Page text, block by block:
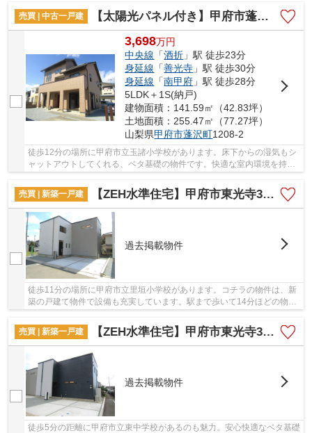
売買 | 中古一戸建
【太陽光パネル付き】甲府市蓬沢町
3,698万円
中央線 「酒折 」駅 徒歩23分
身延線 「善光寺 」駅 徒歩30分
身延線 「南甲府 」駅 徒歩28分
5LDK＋1S(納戸)
建物面積：141.59㎡（42.83坪）
土地面積：255.47㎡（77.27坪）
山梨県甲府市蓬沢町1208-2
徒歩12分の場所に甲府市立玉諸小学校があります。床下からの湿気もシ
ャットアウトしてくれる、ベタ基礎の物件です。快適な室内環境を持
売買 | 新築一戸建
【ZEH水準住宅】甲府市東光寺3丁目A棟
過去掲載物件
徒歩11分の場所に甲府市立里垣小学校があります。コチラの物件は、新
築の戸建て物件で設備も充実しています。駅まで歩いて14分ほどの物件
売買 | 新築一戸建
【ZEH水準住宅】甲府市東光寺3丁目B棟
過去掲載物件
徒歩5分の距離に甲府市立東中学校があるのも魅力。安心快適なベタ基礎